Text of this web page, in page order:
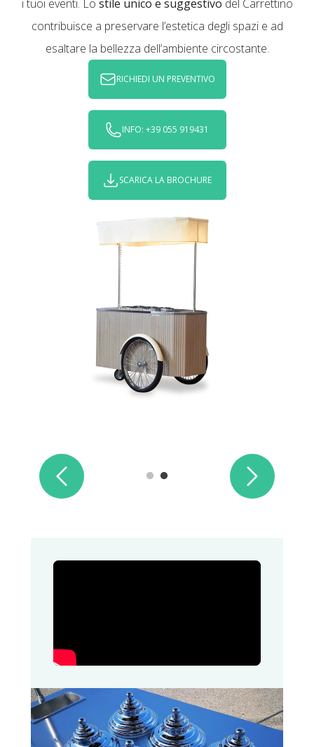
i tuoi eventi. Lo stile unico e suggestivo del Carrettino
contribuisce a preservare l’estetica degli spazi e ad
esaltare la bellezza dell’ambiente circostante.
RICHIEDI UN PREVENTIVO
INFO: +39 055 919431
SCARICA LA BROCHURE